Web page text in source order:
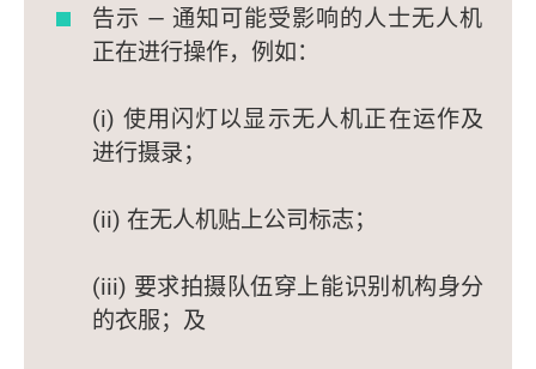
告示 — 通知可能受影响的人士无人机
正在进行操作，例如：
(i) 使用闪灯以显示无人机正在运作及
进行摄录；
(ii) 在无人机贴上公司标志；
(iii) 要求拍摄队伍穿上能识别机构身分
的衣服；及